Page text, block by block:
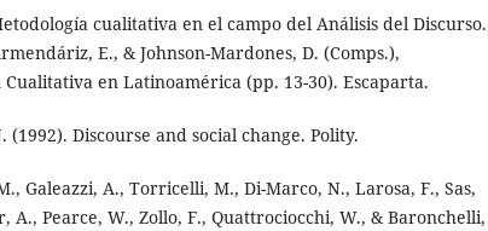
Metodología cualitativa en el campo del Análisis del Discurso.
E., & Johnson-Mardones, D. (Comps.),
en Latinoamérica (pp. 13-30). Escaparta.
(1992). Discourse and social change. Polity.
Galeazzi, A., Torricelli, M., Di-Marco, N., Larosa, F., Sas,
A., Pearce, W., Zollo, F., Quattrociocchi, W., & Baronchelli,